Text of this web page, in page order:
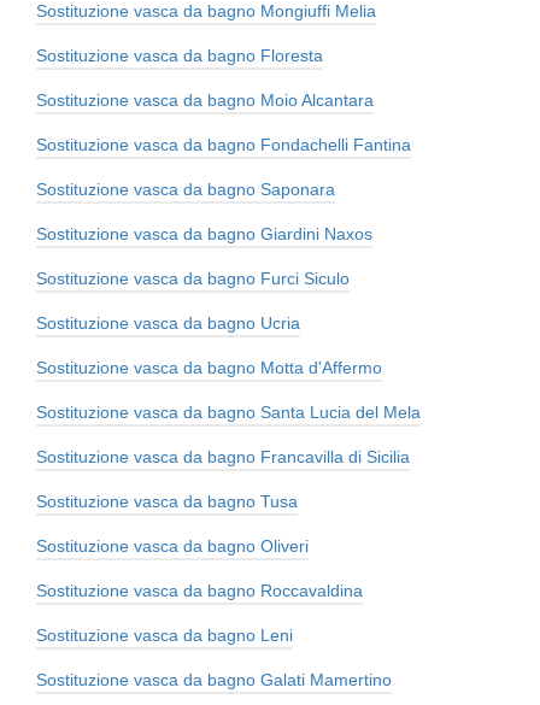
Sostituzione vasca da bagno Mongiuffi Melia
Sostituzione vasca da bagno Floresta
Sostituzione vasca da bagno Moio Alcantara
Sostituzione vasca da bagno Fondachelli Fantina
Sostituzione vasca da bagno Saponara
Sostituzione vasca da bagno Giardini Naxos
Sostituzione vasca da bagno Furci Siculo
Sostituzione vasca da bagno Ucria
Sostituzione vasca da bagno Motta d'Affermo
Sostituzione vasca da bagno Santa Lucia del Mela
Sostituzione vasca da bagno Francavilla di Sicilia
Sostituzione vasca da bagno Tusa
Sostituzione vasca da bagno Oliveri
Sostituzione vasca da bagno Roccavaldina
Sostituzione vasca da bagno Leni
Sostituzione vasca da bagno Galati Mamertino